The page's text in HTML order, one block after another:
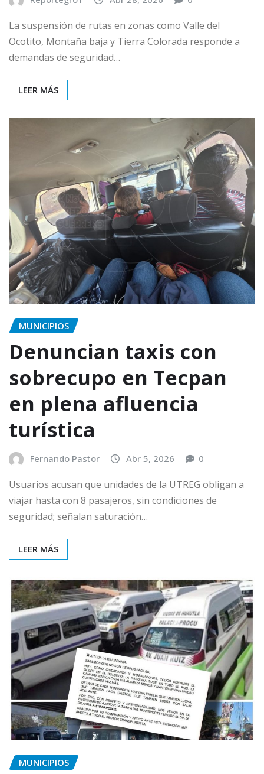
La suspensión de rutas en zonas como Valle del
Ocotito, Montaña baja y Tierra Colorada responde a
demandas de seguridad…
LEER MÁS
MUNICIPIOS
Denuncian taxis con
sobrecupo en Tecpan
en plena afluencia
turística
Fernando Pastor Abr 5, 2026 0
Usuarios acusan que unidades de la UTREG obligan a
viajar hasta con 8 pasajeros, sin condiciones de
seguridad; señalan saturación…
LEER MÁS
MUNICIPIOS